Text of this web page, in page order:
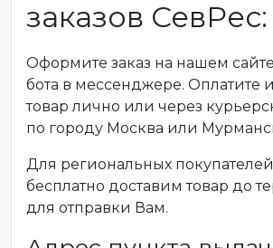
заказов СевРес:
Оформите заказ на нашем
бота в мессенджере. Оплатите
товар лично или через
по городу Москва или
Для региональных
бесплатно доставим товар до
для отправки Вам.